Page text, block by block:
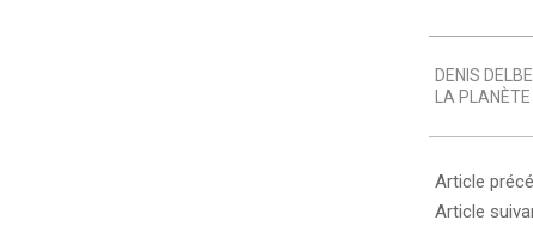
08-
12
DENIS
LA PLANÈTE
Article
Article